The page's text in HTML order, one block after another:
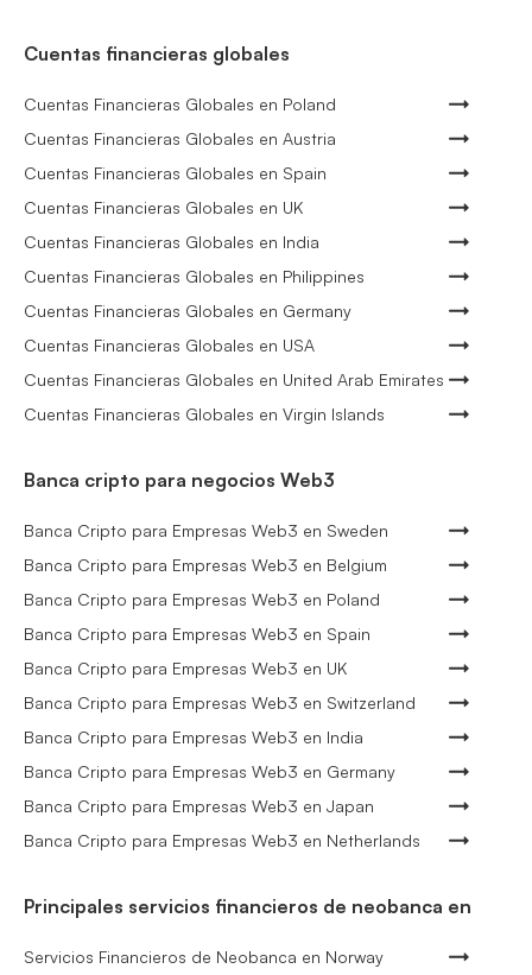
Cuentas financieras globales
Cuentas Financieras Globales en Poland
Cuentas Financieras Globales en Austria
Cuentas Financieras Globales en Spain
Cuentas Financieras Globales en UK
Cuentas Financieras Globales en India
Cuentas Financieras Globales en Philippines
Cuentas Financieras Globales en Germany
Cuentas Financieras Globales en USA
Cuentas Financieras Globales en United Arab Emirates
Cuentas Financieras Globales en Virgin Islands
Banca cripto para negocios Web3
Banca Cripto para Empresas Web3 en Sweden
Banca Cripto para Empresas Web3 en Belgium
Banca Cripto para Empresas Web3 en Poland
Banca Cripto para Empresas Web3 en Spain
Banca Cripto para Empresas Web3 en UK
Banca Cripto para Empresas Web3 en Switzerland
Banca Cripto para Empresas Web3 en India
Banca Cripto para Empresas Web3 en Germany
Banca Cripto para Empresas Web3 en Japan
Banca Cripto para Empresas Web3 en Netherlands
Principales servicios financieros de neobanca en
Servicios Financieros de Neobanca en Norway